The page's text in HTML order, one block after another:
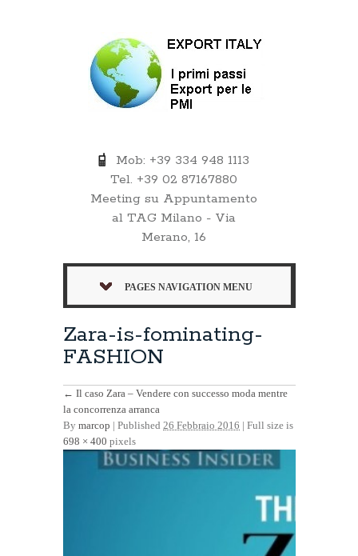
Mob: +39 334 948 1113
Tel. +39 02 87167880
Meeting su Appuntamento
al TAG Milano - Via
Merano, 16
PAGES NAVIGATION MENU
Zara-is-fominating-
FASHION
← Il caso Zara – Vendere con successo moda mentre
la concorrenza arranca
By marcop | Published 26 Febbraio 2016 | Full size is
698 × 400 pixels